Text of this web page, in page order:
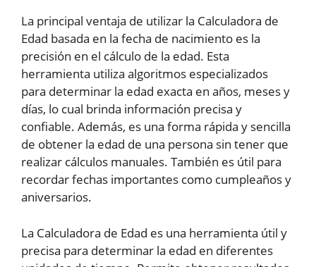
La principal ventaja de utilizar la Calculadora de
Edad basada en la fecha de nacimiento es la
precisión en el cálculo de la edad. Esta
herramienta utiliza algoritmos especializados
para determinar la edad exacta en años, meses y
días, lo cual brinda información precisa y
confiable. Además, es una forma rápida y sencilla
de obtener la edad de una persona sin tener que
realizar cálculos manuales. También es útil para
recordar fechas importantes como cumpleaños y
aniversarios.
La Calculadora de Edad es una herramienta útil y
precisa para determinar la edad en diferentes